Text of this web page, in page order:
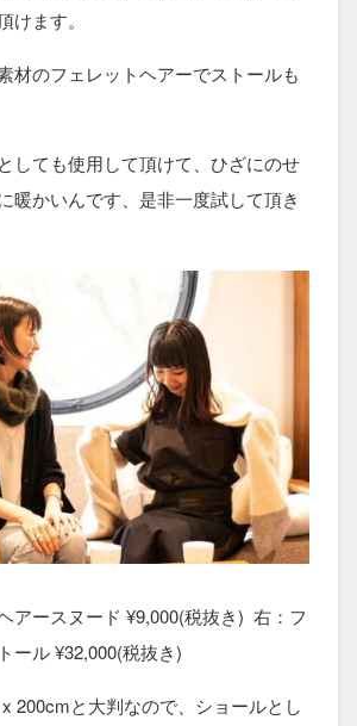
けます。
材のフェレットヘアーでストールも
しても使用して頂けて、ひざにのせ
暖かいんです、是非一度試して頂き
アースヌード ¥9,000(税抜き) 右：フ
ール ¥32,000(税抜き)
200cmと大判なので、ショールとし